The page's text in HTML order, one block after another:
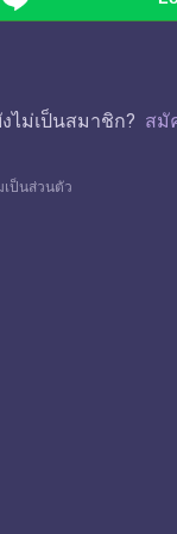
งไม่เป็นสมาชิก? สมั
ป็นส่วนตัว